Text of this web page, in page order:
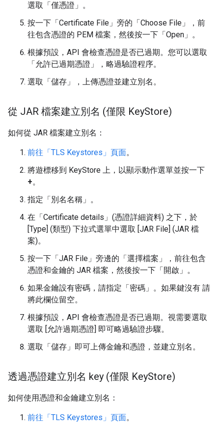
選取「僅憑證」 。
按一下「Certificate File」 旁的「Choose File」
，前
往包含憑證的 PEM 檔案，然後按一下「Open」 。
根據預設，API 會檢查憑證是否已過期。您可以選取
「允許已過期憑證」
，略過驗證程序。
選取「儲存」
，上傳憑證並建立別名。
從 JAR 檔案建立別名 (僅限 KeyStore)
如何從 JAR 檔案建立別名：
前往「TLS Keystores」頁面。
將遊標移到 KeyStore 上，以顯示動作選單並按一下
+。
指定「別名名稱」 。
在「Certificate details」(憑證詳細資料) 之下，於
[Type] (類型) 下拉式選單中選取 [JAR File] (JAR 檔
案)。
按一下「JAR File」 旁邊的「選擇檔案」
，前往包含
憑證和金鑰的 JAR 檔案，然後按一下「開啟」 。
如果金鑰設有密碼，請指定「密碼」 。如果鍵沒有 請
將此欄位留空。
根據預設，API 會檢查憑證是否已過期。視需要選取
選取 [允許過期憑證] 即可略過驗證步驟。
選取「儲存」 即可上傳金鑰和憑證，並建立別名。
透過憑證建立別名 key (僅限 KeyStore)
如何使用憑證和金鑰建立別名：
前往「TLS Keystores」頁面。